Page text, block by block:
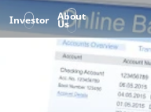
Investor About
Us